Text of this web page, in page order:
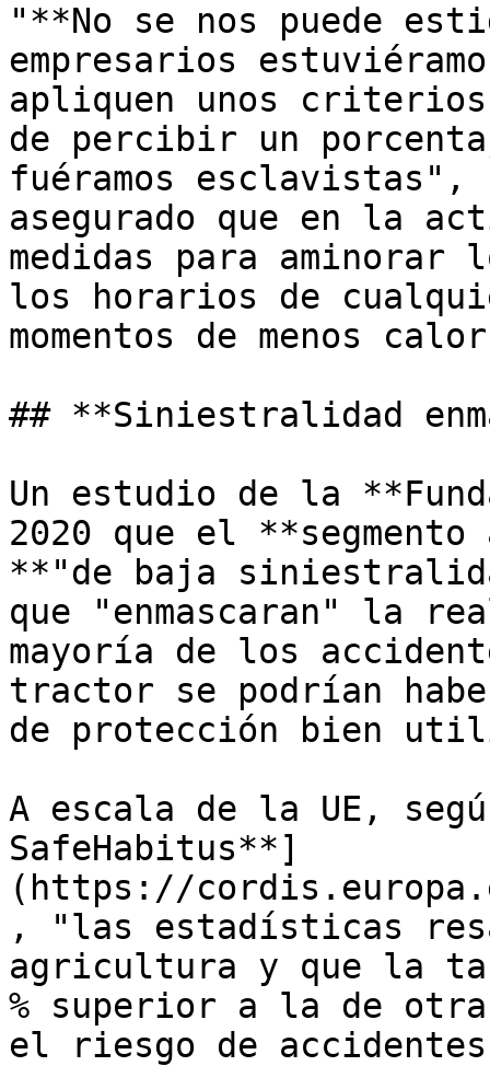
"**No se nos puede
empresarios
apliquen unos criterios
de percibir un
fuéramos esclavistas",
asegurado que en la
medidas para aminorar
los horarios de
momentos de menos
## **Siniestralidad
Un estudio de la
2020 que el
**"de baja
que "enmascaran" la
mayoría de los
tractor se podrían
de protección bien
A escala de la UE,
SafeHabitus**]
(https://
, "las estadísticas
agricultura y que la
% superior a la de
el riesgo de